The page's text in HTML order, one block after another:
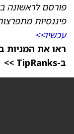
פורסם לראשונה ב
פיננסיות
עכשיו>>
ראו את המניות
ב-TipRanks >>